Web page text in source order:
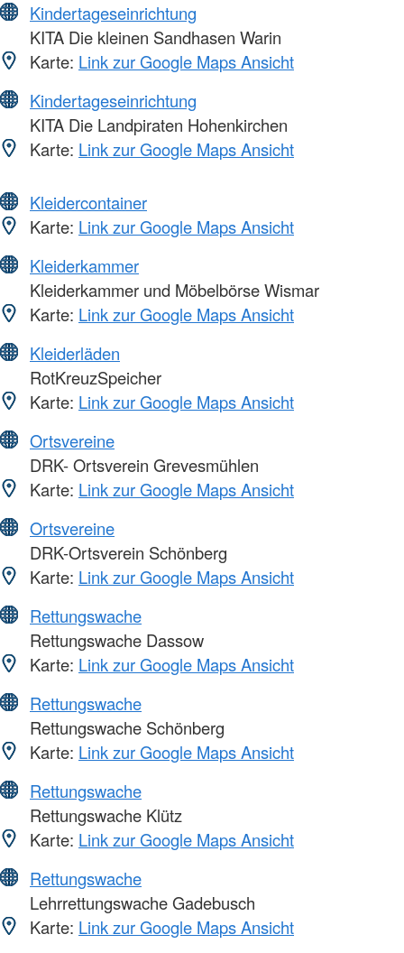
Kindertageseinrichtung
KITA Die kleinen Sandhasen Warin
Karte: Link zur Google Maps Ansicht
Kindertageseinrichtung
KITA Die Landpiraten Hohenkirchen
Karte: Link zur Google Maps Ansicht
Kleidercontainer
Karte: Link zur Google Maps Ansicht
Kleiderkammer
Kleiderkammer und Möbelbörse Wismar
Karte: Link zur Google Maps Ansicht
Kleiderläden
RotKreuzSpeicher
Karte: Link zur Google Maps Ansicht
Ortsvereine
DRK- Ortsverein Grevesmühlen
Karte: Link zur Google Maps Ansicht
Ortsvereine
DRK-Ortsverein Schönberg
Karte: Link zur Google Maps Ansicht
Rettungswache
Rettungswache Dassow
Karte: Link zur Google Maps Ansicht
Rettungswache
Rettungswache Schönberg
Karte: Link zur Google Maps Ansicht
Rettungswache
Rettungswache Klütz
Karte: Link zur Google Maps Ansicht
Rettungswache
Lehrrettungswache Gadebusch
Karte: Link zur Google Maps Ansicht